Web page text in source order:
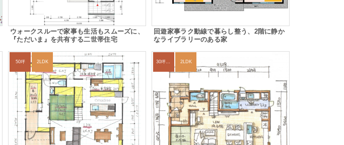
ウォークスルーで家事も生活もスムーズに、
『ただいま』を共有する二世帯住宅
回遊家事ラク動線で暮らし整う、2階に静か
なライブラリーのある家
50坪 2LDK 30坪～33坪 2LDK